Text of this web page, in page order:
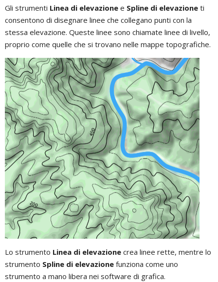
Gli strumenti Linea di elevazione e Spline di elevazione ti
consentono di disegnare linee che collegano punti con la
stessa elevazione. Queste linee sono chiamate linee di livello,
proprio come quelle che si trovano nelle mappe topografiche.
Lo strumento Linea di elevazione crea linee rette, mentre lo
strumento Spline di elevazione funziona come uno
strumento a mano libera nei software di grafica.